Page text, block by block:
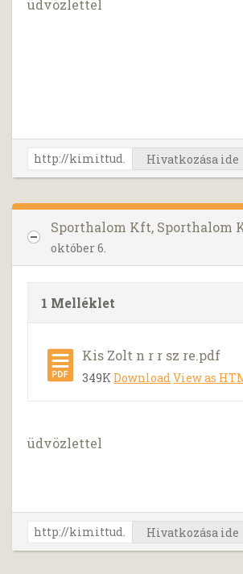
üdvözlettel
Hivatkozása ide
Sporthalom Kft, Sporthalom
október 6.
1 Melléklet
Kis Zolt n r r sz re.pdf
349KDownload View as
üdvözlettel
Hivatkozása ide